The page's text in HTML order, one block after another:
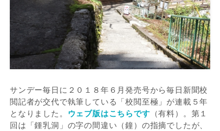
サンデー毎日に２０１８年６月発売号から毎日新聞校
閲記者が交代で執筆している「校閲至極」が連載５年
となりました。
ウェブ版はこちらです （有料）。第１
回は「鍾乳洞」の字の間違い（鐘）の指摘でしたが、